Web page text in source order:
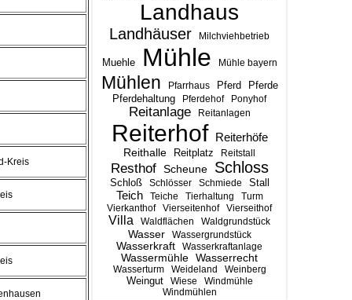
Landhaus
Landhäuser Milchviehbetrieb
Muehle Mühle Mühle bayern
Mühlen Pfarrhaus Pferd Pferde
Pferdehaltung Pferdehof Ponyhof
Reitanlage Reitanlagen
Reiterhof Reiterhöfe
Reithalle Reitplatz Reitstall
Resthof Scheune Schloss
Schloß Schlösser Schmiede Stall
Teich Teiche Tierhaltung
Turm
Vierkanthof
Vierseitenhof Vierseithof
Villa Waldflächen Waldgrundstück
Wasser Wassergrundstück
Wasserkraft Wasserkraftanlage
Wassermühle Wasserrecht
Wasserturm Weideland Weinberg
Weingut Wiese
Windmühle
Windmühlen
Kreis